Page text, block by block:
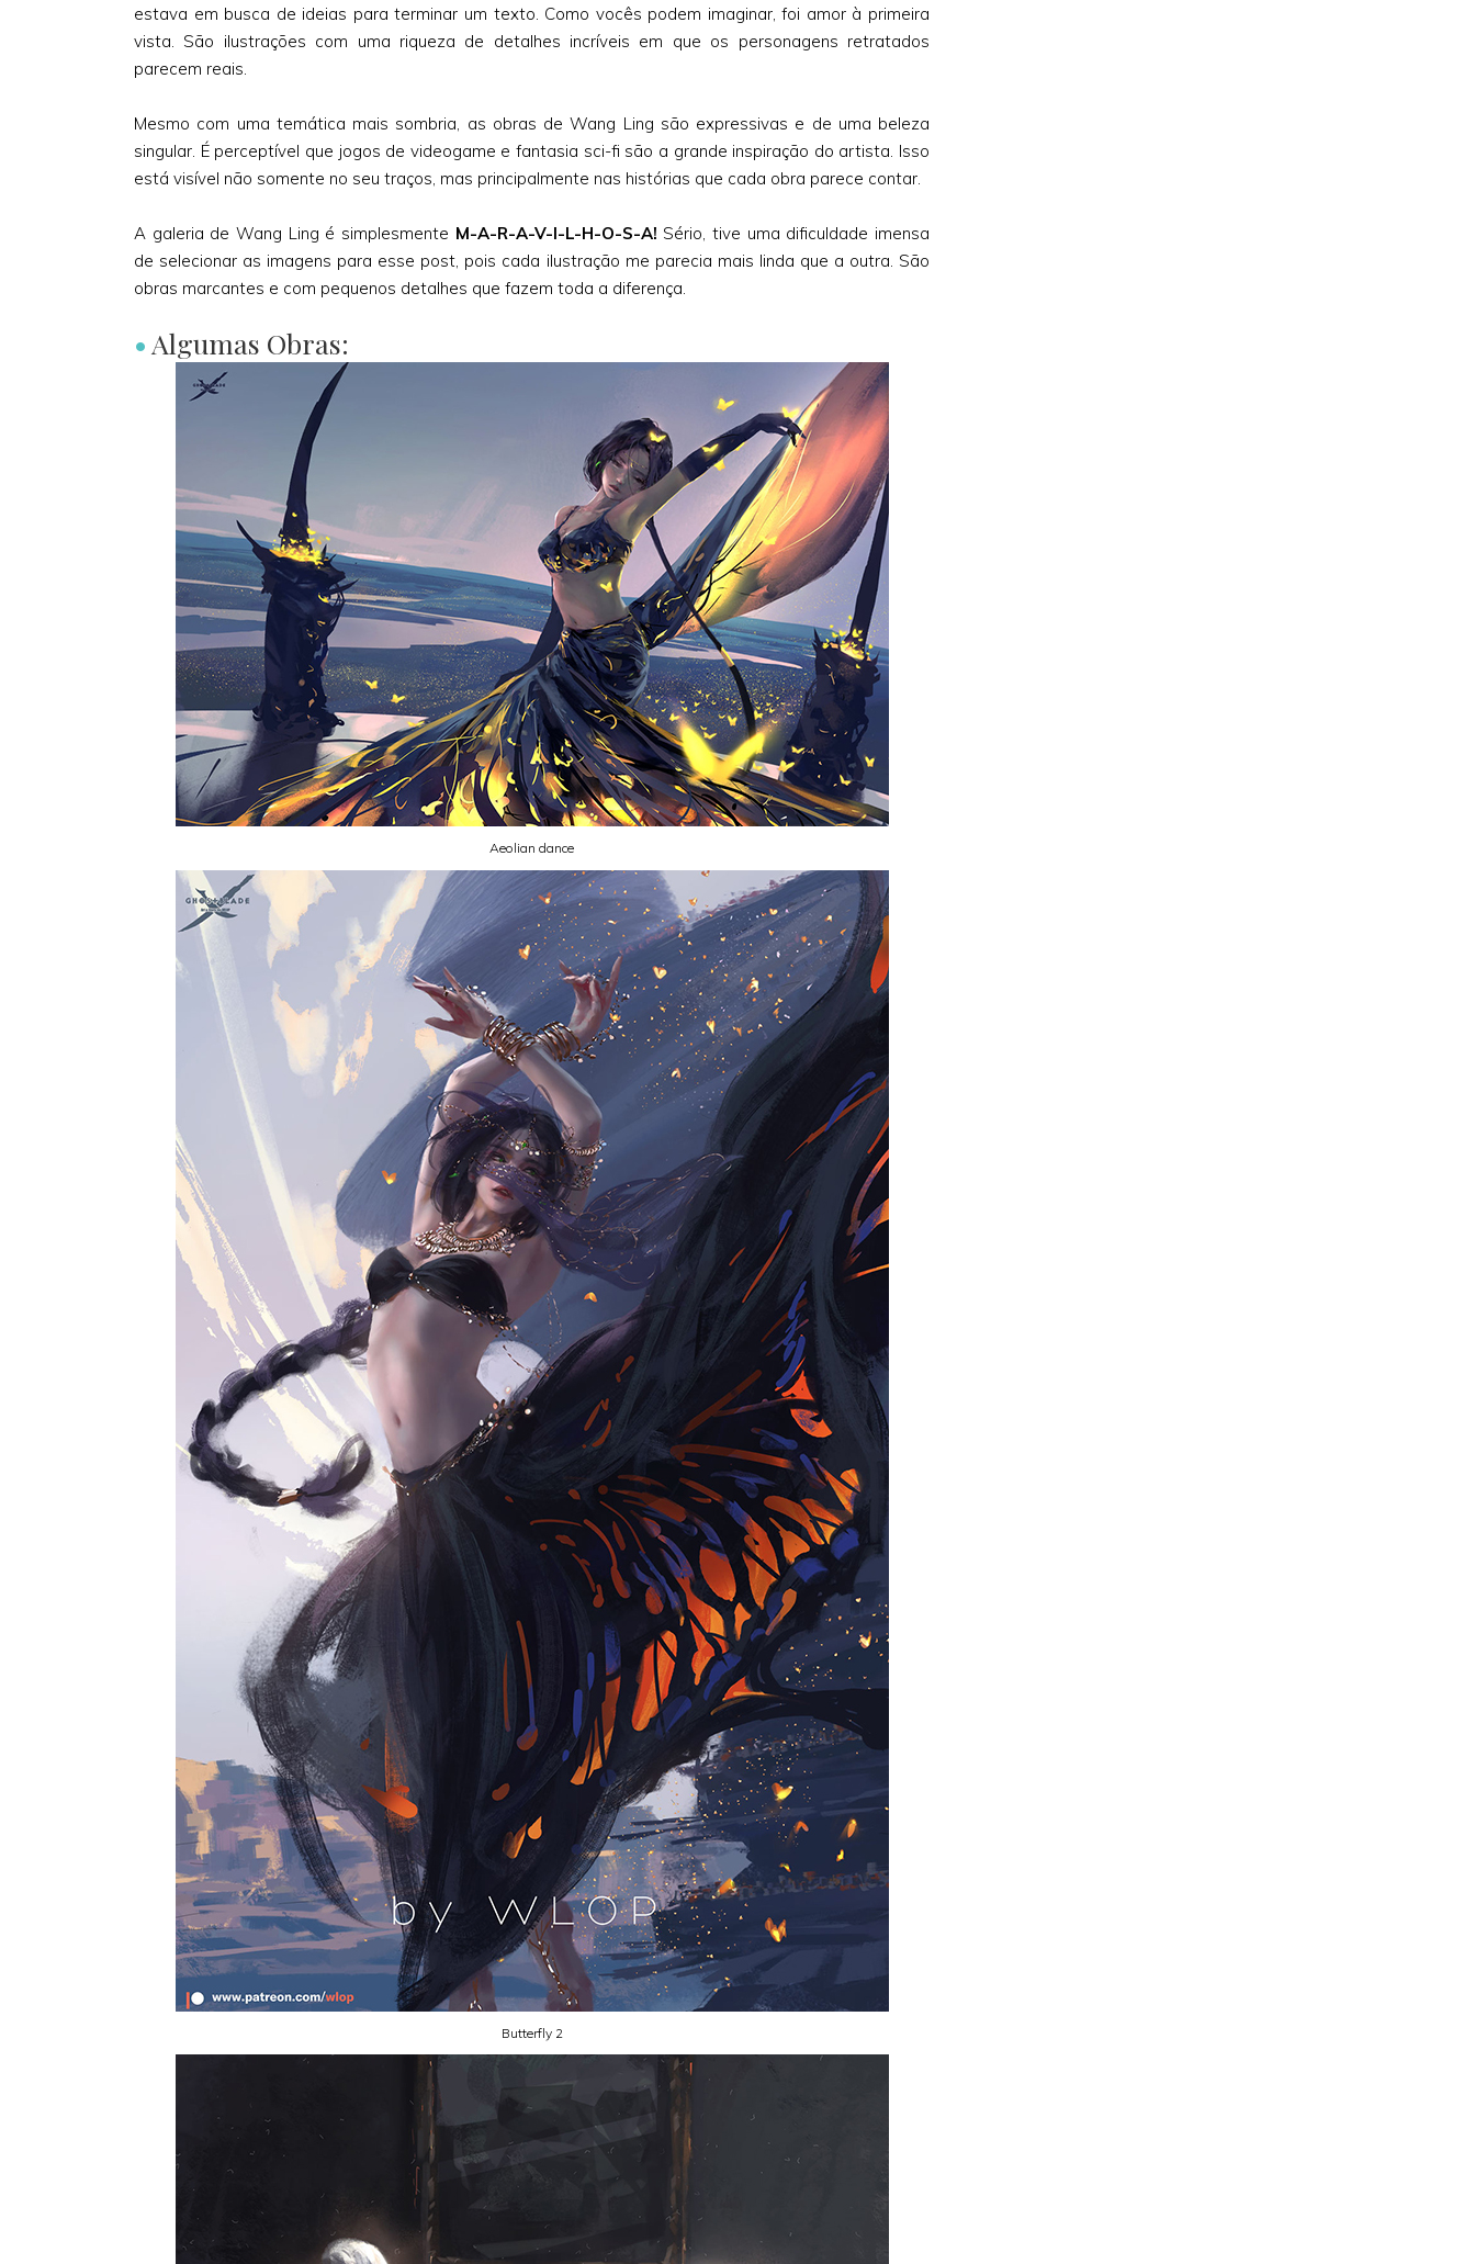
estava em busca de ideias para terminar um texto. Como vocês podem imaginar, foi amor à primeira
vista. São ilustrações com uma riqueza de detalhes incríveis em que os personagens retratados
parecem reais.
Mesmo com uma temática mais sombria, as obras de Wang Ling são expressivas e de uma beleza
singular. É perceptível que jogos de videogame e fantasia sci-fi são a grande inspiração do artista. Isso
está visível não somente no seu traços, mas principalmente nas histórias que cada obra parece contar.
A galeria de Wang Ling é simplesmente M-A-R-A-V-I-L-H-O-S-A! Sério, tive uma dificuldade imensa
de selecionar as imagens para esse post, pois cada ilustração me parecia mais linda que a outra. São
obras marcantes e com pequenos detalhes que fazem toda a diferença.
• Algumas Obras:
Aeolian dance
Butterfly 2